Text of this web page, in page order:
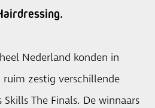
Nederland konden in
zestig verschillende
The Finals. De winnaars